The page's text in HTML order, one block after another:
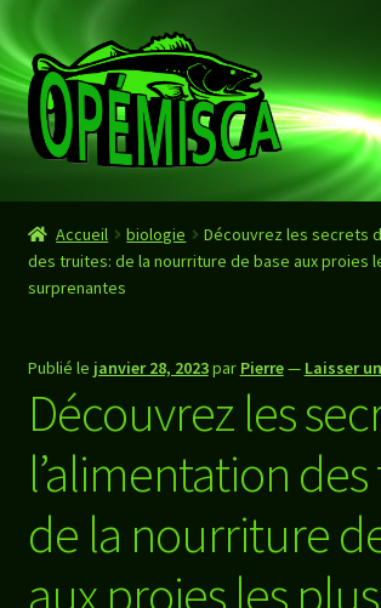
Aller
à
la
navigation
Aller
au
contenu
Accueil
Boutique
Valider Commande
Accueil biologie
Découvrez les secrets
des truites: de la nourriture de base aux proies
surprenantes
Publié le janvier 28, 2023par Pierre— Laisser
Découvrez les
l’alimentation
de la nourriture
aux proies les plus